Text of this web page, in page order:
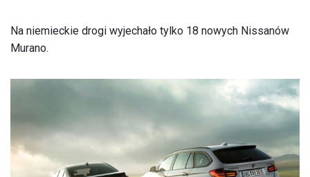
Na niemieckie drogi wyjechało tylko 18 nowych Nissanów
Murano.